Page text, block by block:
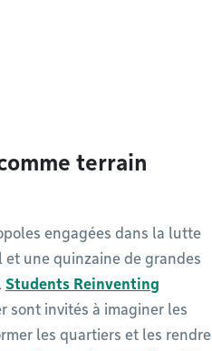
terrain
engagées dans la lutte
une quinzaine de grandes
Students Reinventing
sont invités à imaginer les
les quartiers et les rendre